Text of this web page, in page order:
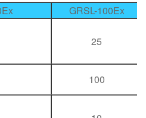
GRSL-100Ex
25
100